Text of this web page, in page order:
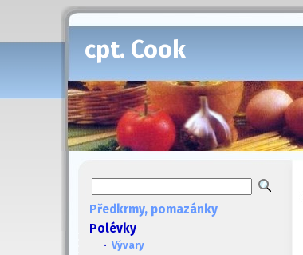
cpt. Cook
Předkrmy, pomazánky
Polévky
· Vývary